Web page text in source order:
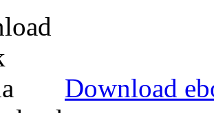
Download